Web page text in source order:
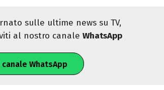
sulle ultime news su TV,
al nostro canaleWhatsApp
canale WhatsApp